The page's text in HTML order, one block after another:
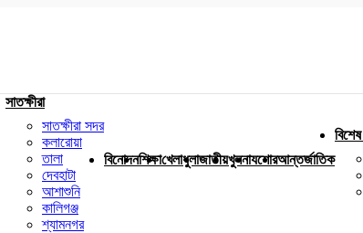
সাতক্ষীরা
সাতক্ষীরা সদর
কলারোয়া
তালা
দেবহাটা
আশাশুনি
কালিগঞ্জ
শ্যামনগর
বিনোদনশিক্ষাখেলাধুলাজাতীয়খুলনাযশোরআন্তর্জাতিক